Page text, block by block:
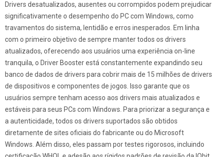
Drivers desatualizados, ausentes ou corrompidos podem prejudicar
significativamente o desempenho do PC com Windows, como
travamentos do sistema, lentidão e erros inesperados. Em linha
com o primeiro objetivo de sempre manter todos os drivers
atualizados, oferecendo aos usuários uma experiência on-line
tranquila, o Driver Booster está constantemente expandindo seu
banco de dados de drivers para cobrir mais de 15 milhões de drivers
de dispositivos e componentes de jogos. Isso garante que os
usuários sempre tenham acesso aos drivers mais atualizados e
estáveis para seus PCs com Windows. Para priorizar a segurança e
a autenticidade, todos os drivers suportados são obtidos
diretamente de sites oficiais do fabricante ou do Microsoft
Windows. Além disso, eles passam por testes rigorosos, incluindo